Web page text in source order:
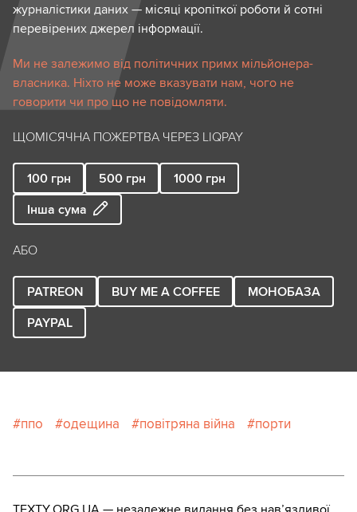
журналістики даних — місяці кропіткої роботи й сотні
перевірених джерел інформації.
Ми не залежимо від політичних примх мільйонера-
власника. Ніхто не може вказувати нам, чого не
говорити чи про що не повідомляти.
ЩОМІСЯЧНА ПОЖЕРТВА ЧЕРЕЗ LIQPAY
100 грн 500 грн 1000 грн
Інша сума
АБО
PATREON BUY ME A COFFEE
МОНОБАЗА
PAYPAL
ппо одещина повітряна війна порти